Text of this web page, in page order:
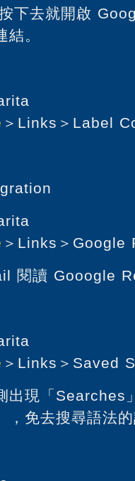
下去就開啟
。
＞Links＞Label
＞Links＞
閱讀 Gooogle
＞Links＞Saved
出現「Searches
，免去搜尋語法